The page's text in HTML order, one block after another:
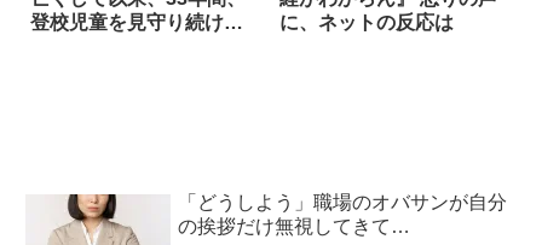
登校児童を見守り続けて
に、ネットの反応は
「どうしよう」職場のオバサンが自分
の挨拶だけ無視してきて…